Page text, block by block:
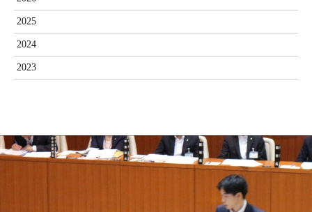
2025
2024
2023